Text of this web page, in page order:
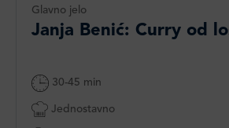
Glavno jelo
Janja Benić: Curry od
30-45 min
Jednostavno